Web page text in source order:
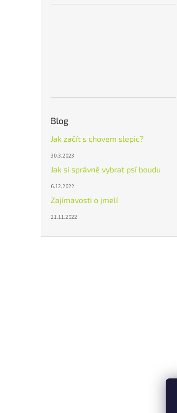
Blog
Jak začít s chovem slepic?
30.3.2023
Jak si správně vybrat psí boudu
6.12.2022
Zajímavosti o jmelí
21.11.2022